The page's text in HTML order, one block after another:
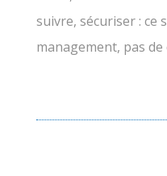
suivre, sécuriser : ce
management, pas